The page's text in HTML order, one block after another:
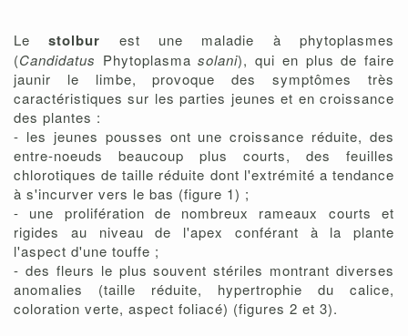
Lestolbur est une maladie à phytoplasmes
(Candidatus Phytoplasmasolani), qui en plus de faire
jaunir le limbe, provoque des symptômes très
caractéristiques sur les parties jeunes et en croissance
des plantes :
- les jeunes pousses ont une croissance réduite, des
entre-noeuds beaucoup plus courts, des feuilles
chlorotiques de taille réduite dont l'extrémité a tendance
à s'incurver vers le bas (figure 1) ;
- une prolifération de nombreux rameaux courts et
rigides au niveau de l'apex conférant à la plante
l'aspect d'une touffe ;
- des fleurs le plus souvent stériles montrant diverses
anomalies (taille réduite, hypertrophie du calice,
coloration verte, aspect foliacé) (figures 2 et 3).